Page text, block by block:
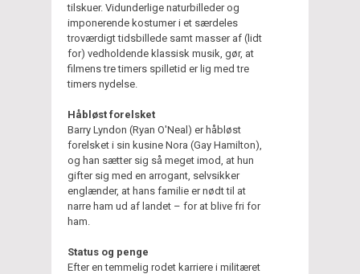
tilskuer. Vidunderlige naturbilleder og
imponerende kostumer i et særdeles
troværdigt tidsbillede samt masser af (lidt
for) vedholdende klassisk musik, gør, at
filmens tre timers spilletid er lig med tre
timers nydelse.
Håbløst forelsket
Barry Lyndon (Ryan O'Neal) er håbløst
forelsket i sin kusine Nora (Gay Hamilton),
og han sætter sig så meget imod, at hun
gifter sig med en arrogant, selvsikker
englænder, at hans familie er nødt til at
narre ham ud af landet – for at blive fri for
ham.
Status og penge
Efter en temmelig rodet karriere i militæret